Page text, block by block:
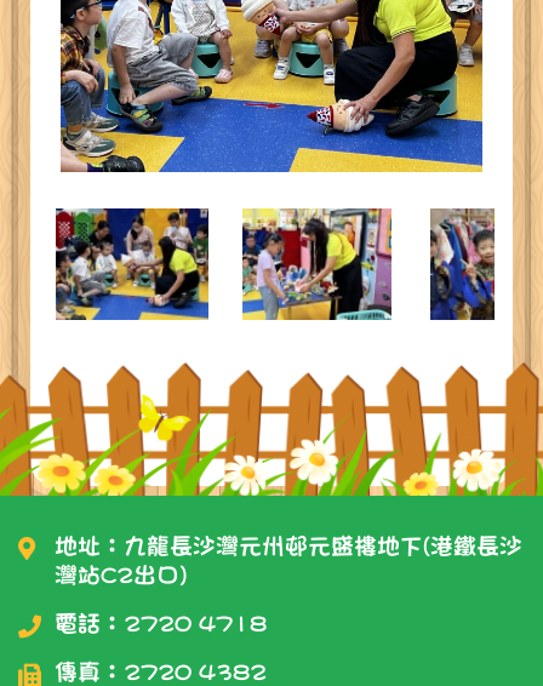
地址：九龍長沙灣元州邨元盛樓地下(港鐵長沙
灣站C2出口)
電話： 2720 4718
傳真：2720 4382